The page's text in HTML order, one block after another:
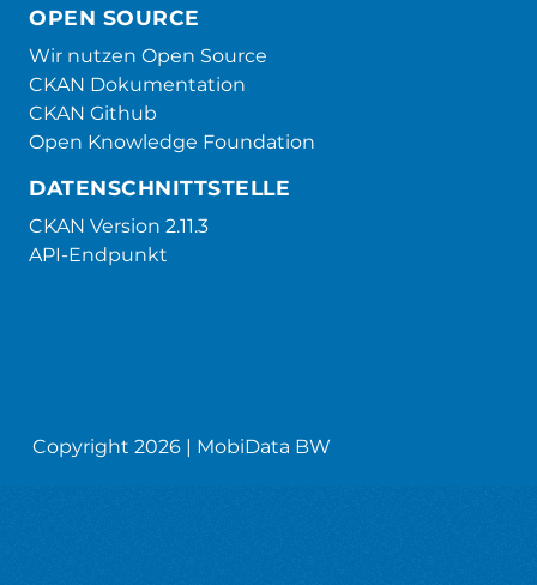
OPEN SOURCE
Wir nutzen Open Source
CKAN Dokumentation
CKAN Github
Open Knowledge Foundation
DATENSCHNITTSTELLE
CKAN Version 2.11.3
API-Endpunkt
Copyright 2026 | MobiData BW